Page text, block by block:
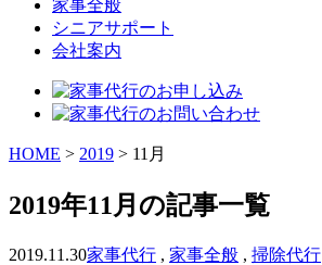
家事全般
シニアサポート
会社案内
HOME > 2019 > 11月
2019年11月の記事一覧
2019.11.30家事代行 , 家事全般 , 掃除代行